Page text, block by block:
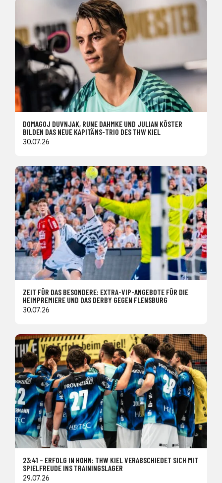
DOMAGOJ DUVNJAK, RUNE DAHMKE UND JULIAN KÖSTER
BILDEN DAS NEUE KAPITÄNS-TRIO DES THW KIEL
30.07.26
ZEIT FÜR DAS BESONDERE: EXTRA-VIP-ANGEBOTE FÜR DIE
HEIMPREMIERE UND DAS DERBY GEGEN FLENSBURG
30.07.26
23:41 – ERFOLG IN HOHN: THW KIEL VERABSCHIEDET SICH MIT
SPIELFREUDE INS TRAININGSLAGER
29.07.26